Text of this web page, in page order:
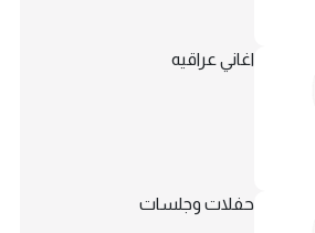
اغاني عراقيه
حفلات وجلسات